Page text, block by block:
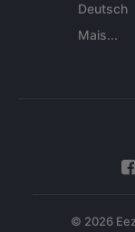
Deutsch
Mais...
© 2026